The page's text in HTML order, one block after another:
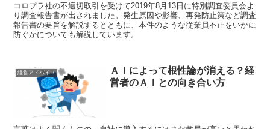
コロプラ社の不適切取引を受けて2019年8月13日に特別調査委員会よ
り調査報告書が出されました。発生原因や影響、再発防止策など調査
報告書の要旨を解説するとともに、本件のような従業員不正をいかに
防ぐかについても解説しています。
経営アドバイス
ＡＩによって根性論が消える？経
営者のＡＩとの向き合い方